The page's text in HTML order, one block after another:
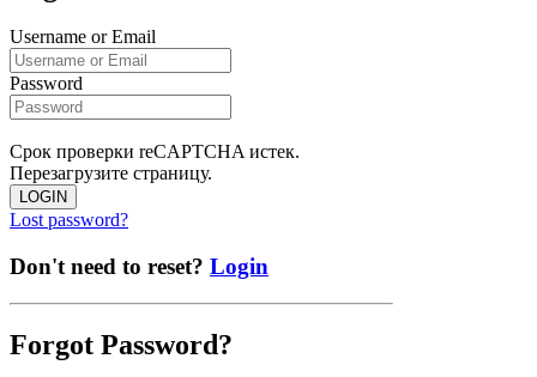
Username or Email
Password
Срок проверки reCAPTCHA истек.
Перезагрузите страницу.
LOGIN
Lost password?
Don't need to reset? Login
Forgot Password?